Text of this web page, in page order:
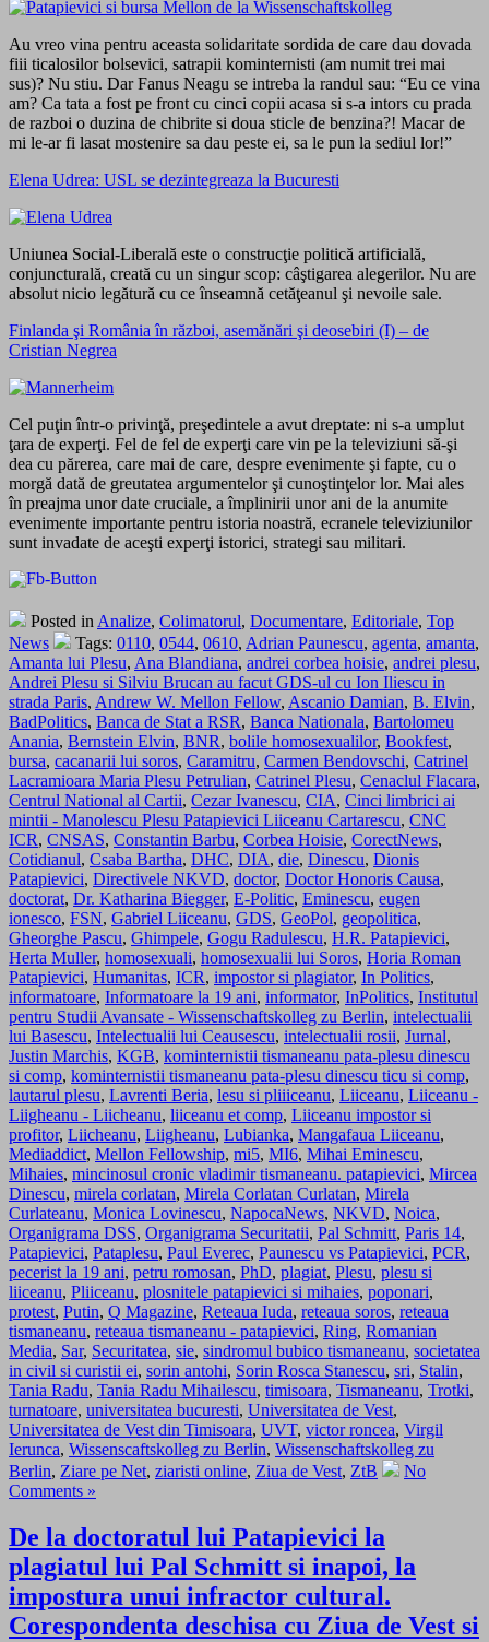
Au vreo vina pentru aceasta solidaritate sordida de care dau dovada
fiii ticalosilor bolsevici, satrapii kominternisti (am numit trei mai
sus)? Nu stiu. Dar Fanus Neagu se intreba la randul sau: “Eu ce vina
am? Ca tata a fost pe front cu cinci copii acasa si s-a intors cu prada
de razboi o duzina de chibrite si doua sticle de benzina?! Macar de
mi le-ar fi lasat mostenire sa dau peste ei, sa le pun la sediul lor!”
Elena Udrea: USL se dezintegreaza la Bucuresti
Uniunea Social-Liberală este o construcţie politică artificială,
conjuncturală, creată cu un singur scop: câştigarea alegerilor. Nu are
absolut nicio legătură cu ce înseamnă cetăţeanul şi nevoile sale.
Finlanda şi România în război, asemănări şi deosebiri (I) – de
Cristian Negrea
Cel puţin într-o privinţă, preşedintele a avut dreptate: ni s-a umplut
ţara de experţi. Fel de fel de experţi care vin pe la televiziuni să-şi
dea cu părerea, care mai de care, despre evenimente şi fapte, cu o
morgă dată de greutatea argumentelor şi cunoştinţelor lor. Mai ales
în preajma unor date cruciale, a împlinirii unor ani de la anumite
evenimente importante pentru istoria noastră, ecranele televiziunilor
sunt invadate de aceşti experţi istorici, strategi sau militari.
Posted in Analize, Colimatorul, Documentare, Editoriale, Top
News
Tags: 0110, 0544, 0610, Adrian Paunescu, agenta, amanta,
Amanta lui Plesu, Ana Blandiana, andrei corbea hoisie, andrei plesu,
Andrei Plesu si Silviu Brucan au facut GDS-ul cu Ion Iliescu in
strada Paris, Andrew W. Mellon Fellow, Ascanio Damian, B. Elvin,
BadPolitics, Banca de Stat a RSR, Banca Nationala, Bartolomeu
Anania, Bernstein Elvin, BNR, bolile homosexualilor, Bookfest,
bursa, cacanarii lui soros, Caramitru, Carmen Bendovschi, Catrinel
Lacramioara Maria Plesu Petrulian, Catrinel Plesu, Cenaclul Flacara,
Centrul National al Cartii, Cezar Ivanescu, CIA, Cinci limbrici ai
mintii - Manolescu Plesu Patapievici Liiceanu Cartarescu, CNC
ICR, CNSAS, Constantin Barbu, Corbea Hoisie, CorectNews,
Cotidianul, Csaba Bartha, DHC, DIA, die, Dinescu, Dionis
Patapievici, Directivele NKVD, doctor, Doctor Honoris Causa,
doctorat, Dr. Katharina Biegger, E-Politic, Eminescu, eugen
ionesco, FSN, Gabriel Liiceanu, GDS, GeoPol, geopolitica,
Gheorghe Pascu, Ghimpele, Gogu Radulescu, H.R. Patapievici,
Herta Muller, homosexuali, homosexualii lui Soros, Horia Roman
Patapievici, Humanitas, ICR, impostor si plagiator, In Politics,
informatoare, Informatoare la 19 ani, informator, InPolitics, Institutul
pentru Studii Avansate - Wissenschaftskolleg zu Berlin, intelectualii
lui Basescu, Intelectualii lui Ceausescu, intelectualii rosii, Jurnal,
Justin Marchis, KGB, kominternistii tismaneanu pata-plesu dinescu
si comp, kominternistii tismaneanu pata-plesu dinescu ticu si comp,
lautarul plesu, Lavrenti Beria, lesu si pliiiceanu, Liiceanu, Liiceanu -
Liigheanu - Liicheanu, liiceanu et comp, Liiceanu impostor si
profitor, Liicheanu, Liigheanu, Lubianka, Mangafaua Liiceanu,
Mediaddict, Mellon Fellowship, mi5, MI6, Mihai Eminescu,
Mihaies, mincinosul cronic vladimir tismaneanu. patapievici, Mircea
Dinescu, mirela corlatan, Mirela Corlatan Curlatan, Mirela
Curlateanu, Monica Lovinescu, NapocaNews, NKVD, Noica,
Organigrama DSS, Organigrama Securitatii, Pal Schmitt, Paris 14,
Patapievici, Pataplesu, Paul Everec, Paunescu vs Patapievici, PCR,
pecerist la 19 ani, petru romosan, PhD, plagiat, Plesu, plesu si
liiceanu, Pliiceanu, plosnitele patapievici si mihaies, poponari,
protest, Putin, Q Magazine, Reteaua Iuda, reteaua soros, reteaua
tismaneanu, reteaua tismaneanu - patapievici, Ring, Romanian
Media, Sar, Securitatea, sie, sindromul bubico tismaneanu, societatea
in civil si curistii ei, sorin antohi, Sorin Rosca Stanescu, sri, Stalin,
Tania Radu, Tania Radu Mihailescu, timisoara, Tismaneanu, Trotki,
turnatoare, universitatea bucuresti, Universitatea de Vest,
Universitatea de Vest din Timisoara, UVT, victor roncea, Virgil
Ierunca, Wissenscaftskolleg zu Berlin, Wissenschaftskolleg zu
Berlin, Ziare pe Net, ziaristi online, Ziua de Vest, ZtB
No
Comments »
De la doctoratul lui Patapievici la
plagiatul lui Pal Schmitt si inapoi, la
impostura unui infractor cultural.
Corespondenta deschisa cu Ziua de Vest si